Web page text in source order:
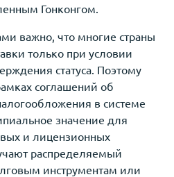
Гонконгом.
важно, что многие страны
только при условии
статуса. Поэтому
соглашений об
в системе
значение для
и лицензионных
распределяемый
инструментам или